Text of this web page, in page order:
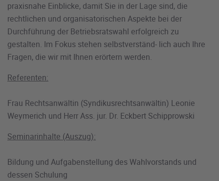
praxisnahe Einblicke, damit Sie in der Lage sind, die
rechtlichen und organisatorischen Aspekte bei der
Durchführung der Betriebsratswahl erfolgreich zu
gestalten. Im Fokus stehen selbstverständ- lich auch Ihre
Fragen, die wir mit Ihnen erörtern werden.
Referenten:
Frau Rechtsanwältin (Syndikusrechtsanwältin) Leonie
Weymerich und Herr Ass. jur. Dr. Eckbert Schipprowski
Seminarinhalte (Auszug):
Bildung und Aufgabenstellung des Wahlvorstands und
dessen Schulung